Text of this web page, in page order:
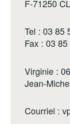
F-71250
Tel : 03 85
Fax : 03
Virginie :
Jean-
Courriel :